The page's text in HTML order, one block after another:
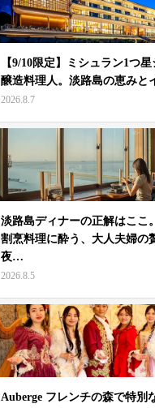
【9/10限定】ミシュラン1つ
醸造料理人。淡路島の恵みと
2026.8.7
淡路島ディナーの正解はここ
割烹料理に酔う、大人夫婦の
夜…
2026.8.5
Auberge フレンチの森で特別